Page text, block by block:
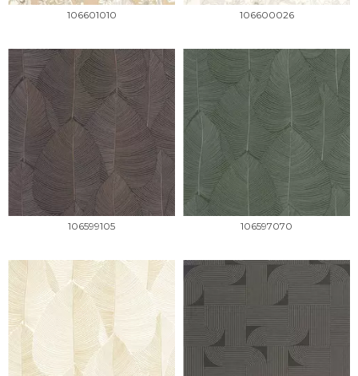
106601010 106600026
106599105 106597070